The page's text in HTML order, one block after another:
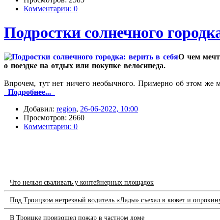
Комментарии: 0
Подростки солнечного
О чем
о поездке на отдых или покупке велосипеда.
Впрочем, тут нет ничего необычного. Примерно об этом же
Подробнее...
Добавил: region, 26-06-2022, 10:00
Просмотров: 2660
Комментарии: 0
Что нельзя сваливать у контейнерных площадок
Под Троицком нетрезвый водитель «Лады» съехал в кювет и
В Троицке произошел пожар в частном доме